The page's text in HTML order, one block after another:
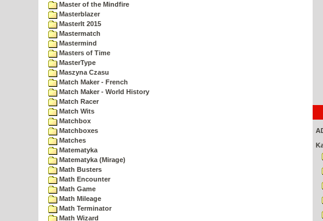
Master of the Mindfire
Masterblazer
MasterIt 2015
Mastermatch
Mastermind
Masters of Time
MasterType
Maszyna Czasu
Match Maker - French
Match Maker - World History
Match Racer
Match Wits
Matchbox
Matchboxes
Matches
Matematyka
Matematyka (Mirage)
Math Busters
Math Encounter
Math Game
Math Mileage
Math Terminator
Math Wizard